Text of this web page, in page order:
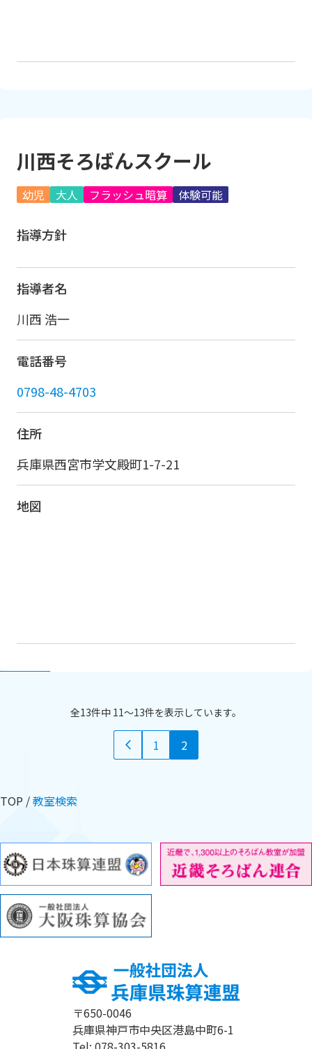
川西そろばんスクール
幼児 大人 フラッシュ暗算 体験可能
指導方針
指導者名
川西 浩一
電話番号
0798-48-4703
住所
兵庫県西宮市学文殿町1-7-21
地図
全13件中 11〜13件を表示しています。
1 2
TOP 教室検索
〒650-0046
兵庫県神戸市中央区港島中町6-1